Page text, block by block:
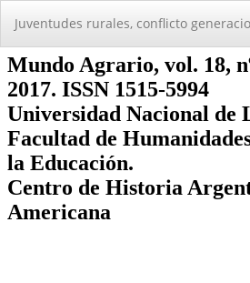
los
detalles
del
artículo
Juventudes rurales, conflicto